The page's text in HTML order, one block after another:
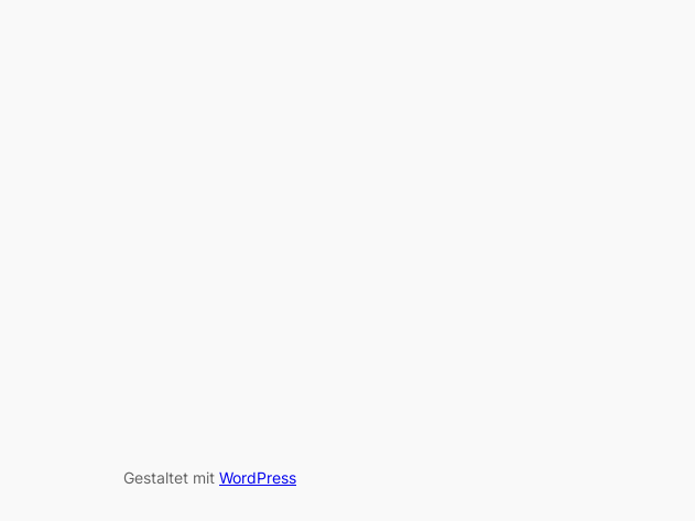
Gestaltet mit WordPress